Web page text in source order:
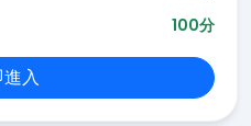
100分
入